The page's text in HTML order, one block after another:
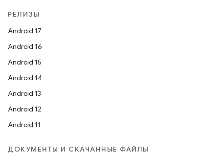
РЕЛИЗЫ
Android 17
Android 16
Android 15
Android 14
Android 13
Android 12
Android 11
ДОКУМЕНТЫ И СКАЧАННЫЕ ФАЙЛЫ